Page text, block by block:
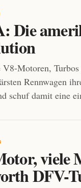
Die
Motoren,
Rennwagen
schuf damit eine
viele
DFV-